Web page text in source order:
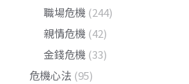
職場危機 (244)
親情危機 (42)
金錢危機 (33)
危機心法 (95)